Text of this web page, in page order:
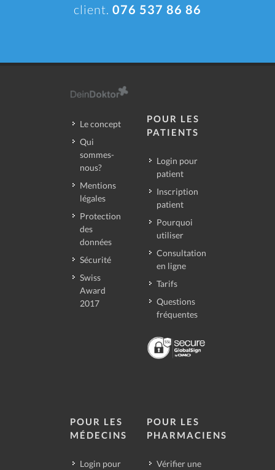
client. 076 537 86 86
Le concept
Qui
sommes-
nous?
Mentions
légales
Protection
des
données
Sécurité
Swiss
Award
2017
POUR LES
PATIENTS
Login pour
patient
Inscription
patient
Pourquoi
utiliser
Consultation
en ligne
Tarifs
Questions
fréquentes
POUR LES
MÉDECINS
Login pour
POUR LES
PHARMACIENS
Vérifier une